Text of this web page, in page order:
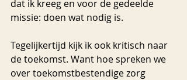
dat ik kreeg en voor de gedeelde
missie: doen wat nodig is.
Tegelijkertijd kijk ik ook kritisch naar
de toekomst. Want hoe spreken we
over toekomstbestendige zorg